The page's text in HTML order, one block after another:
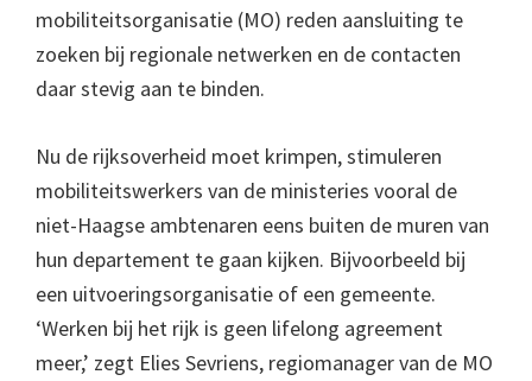
mobiliteitsorganisatie (MO) reden aansluiting te
zoeken bij regionale netwerken en de contacten
daar stevig aan te binden.
Nu de rijksoverheid moet krimpen, stimuleren
mobiliteitswerkers van de ministeries vooral de
niet-Haagse ambtenaren eens buiten de muren van
hun departement te gaan kijken. Bijvoorbeeld bij
een uitvoeringsorganisatie of een gemeente.
‘Werken bij het rijk is geen lifelong agreement
meer,’ zegt Elies Sevriens, regiomanager van de MO